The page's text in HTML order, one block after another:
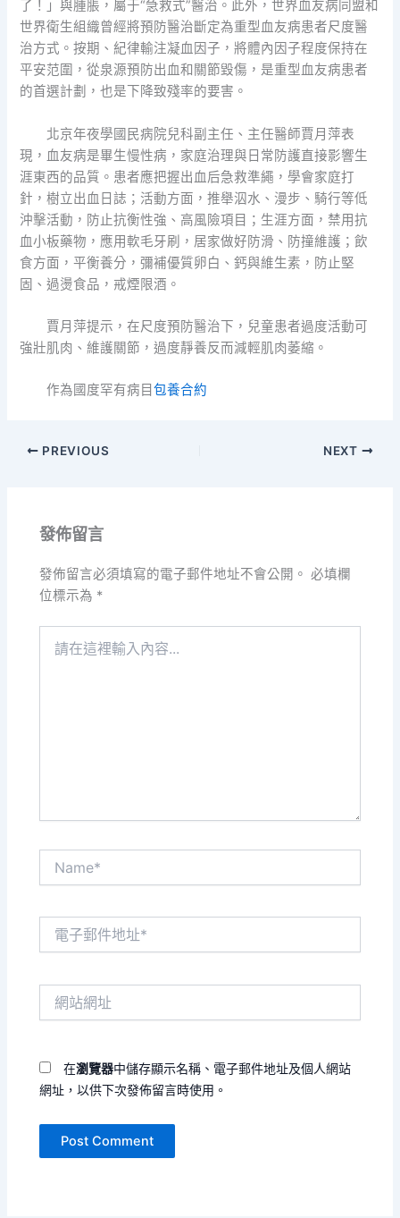
了！」與腫脹，屬于“急救式”醫治。此外，世界血友病同盟和
世界衛生組織曾經將預防醫治斷定為重型血友病患者尺度醫
治方式。按期、紀律輸注凝血因子，將體內因子程度保持在
平安范圍，從泉源預防出血和關節毀傷，是重型血友病患者
的首選計劃，也是下降致殘率的要害。
北京年夜學國民病院兒科副主任、主任醫師賈月萍表
現，血友病是畢生慢性病，家庭治理與日常防護直接影響生
涯東西的品質。患者應把握出血后急救準繩，學會家庭打
針，樹立出血日誌；活動方面，推舉泅水、漫步、騎行等低
沖擊活動，防止抗衡性強、高風險項目；生涯方面，禁用抗
血小板藥物，應用軟毛牙刷，居家做好防滑、防撞維護；飲
食方面，平衡養分，彌補優質卵白、鈣與維生素，防止堅
固、過燙食品，戒煙限酒。
賈月萍提示，在尺度預防醫治下，兒童患者過度活動可
強壯肌肉、維護關節，過度靜養反而減輕肌肉萎縮。
作為國度罕有病目 包養合約
PREVIOUS NEXT
發佈留言
發佈留言必須填寫的電子郵件地址不會公開。 必填欄
位標示為 *
在瀏覽器中儲存顯示名稱、電子郵件地址及個人網站
網址，以供下次發佈留言時使用。